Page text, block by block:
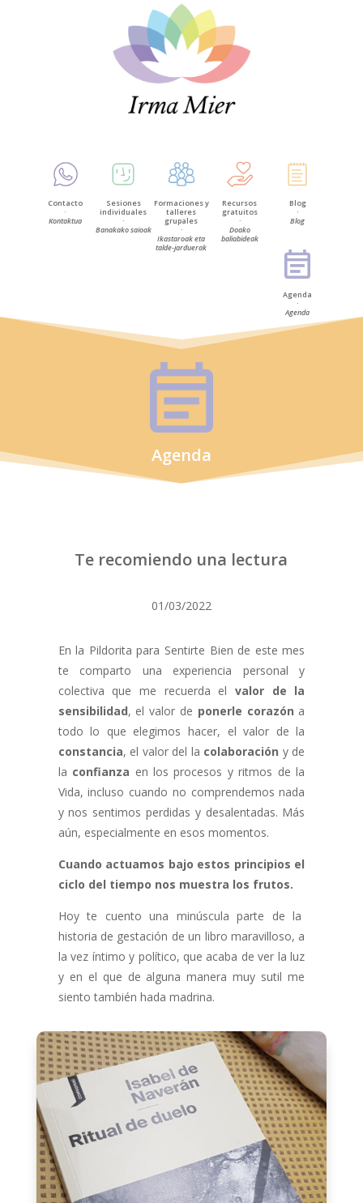
Contacto
·
Kontaktua
Sesiones
individuales
·
Banakako saioak
Formaciones y
talleres
grupales
·
Ikastaroak eta
talde-jarduerak
Recursos
gratuitos
·
Doako
baliabideak
Blog
·
Blog
Agenda
·
Agenda
Agenda
Te recomiendo una lectura
01/03/2022
En la Pildorita para Sentirte Bien de este mes
te comparto una experiencia personal y
colectiva que me recuerda el valor de la
sensibilidad, el valor de ponerle corazón a
todo lo que elegimos hacer, el valor de la
constancia, el valor del la colaboración y de
la confianza en los procesos y ritmos de la
Vida, incluso cuando no comprendemos nada
y nos sentimos perdidas y desalentadas. Más
aún, especialmente en esos momentos.
Cuando actuamos bajo estos principios el
ciclo del tiempo nos muestra los frutos.
Hoy te cuento una minúscula parte de la
historia de gestación de un libro maravilloso, a
la vez íntimo y político, que acaba de ver la luz
y en el que de alguna manera muy sutil me
siento también hada madrina.